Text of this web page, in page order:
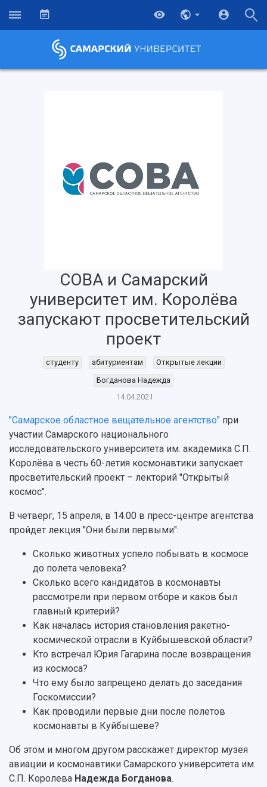
НАЗАД
Об университете
Рейтинги
Попечительский совет
Ученый совет
Ректорат
Кадровый резерв
Персоналии
Сотрудники и преподаватели
Заслуженные деятели
Структура университета
Институты и факультеты
Кафедры
Научные подразделения
Отделы и службы
Общественные организации
Институт искусственного интеллекта
Инжиниринговый центр
Аграрный карбоновый полигон
Архив
Фирменный стиль
Устойчивое развитие
Кампус
3D-тур по университету
Новости
Объявления
СМИ об университете
Пресс-центр
Газета "Полет"
Газета "Самарский университет"
Мы в соцсетях
Мультимедиа
Подкасты
Просветительский проект "Одержимы
Образование
Почему я выбираю Самарский университет?
Бакалавриат и специалитет
Учебные планы
Дополнительное образование
Институты и факультеты
Образовательные программы
Профессорско-преподавательский состав
Расписание занятий
Стипендии
Тестирование иностранных граждан на
знание русского языка, истории России и
основ законодательства РФ
Платные образовательные услуги
Скидки на обучение
Подготовительные курсы
Библиотека
Видеолекции
Противодействие COVID-19
Научно-исследовательская деятельность
Основные научные направления
Научные школы и ведущие научные коллективы
Диссертационные советы
Подготовка научных кадров
Конкурс на замещение должностей научных
Научно-технический совет
Научные проекты и темы
Аспирантура и докторантура
Справочные материалы
Научная инфраструктура
Структурная схема управления научно-
исследовательской деятельностью
Материальная база
Подразделения научного обслуживания
Организационные документы
Результаты научно-исследовательской
деятельности
Научно-технические разработки
Конкурсы научных проектов и грантов
Областной конкурс "Молодой учёный"
Отчеты о научно-исследовательской
деятельности
Научные конференции
Патенты
Публикации и издания
СОВА и Самарский
университет им. Королёва
запускают просветительский
проект
студенту абитуриентам
Открытые лекции
Богданова Надежда
14.04.2021
"Самарское областное вещательное агентство" при
участии Самарского национального
исследовательского университета им. академика С.П.
Королёва в честь 60-летия космонавтики запускает
просветительский проект – лекторий "Открытый
космос".
В четверг, 15 апреля, в 14.00 в пресс-центре агентства
пройдет лекция "Они были первыми":
Сколько животных успело побывать в космосе
до полета человека?
Сколько всего кандидатов в космонавты
рассмотрели при первом отборе и каков был
главный критерий?
Как началась история становления ракетно-
космической отрасли в Куйбышевской области?
Кто встречал Юрия Гагарина после возвращения
из космоса?
Что ему было запрещено делать до заседания
Госкомиссии?
Как проводили первые дни после полетов
космонавты в Куйбышеве?
Об этом и многом другом расскажет директор музея
авиации и космонавтики Самарского университета им.
С.П. Королева Надежда Богданова.